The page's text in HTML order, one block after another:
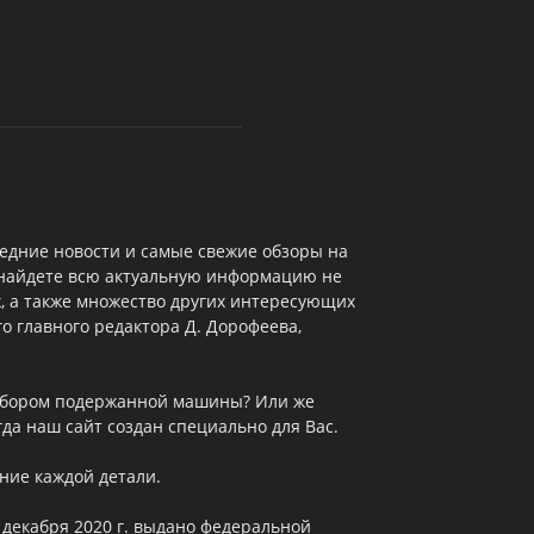
новости и самые свежие обзоры на
всю актуальную информацию не
а также множество других интересующих
главного редактора Д. Дорофеева,
подержанной машины? Или же
наш сайт создан специально для Вас.
каждой детали.
2020 г. выдано федеральной